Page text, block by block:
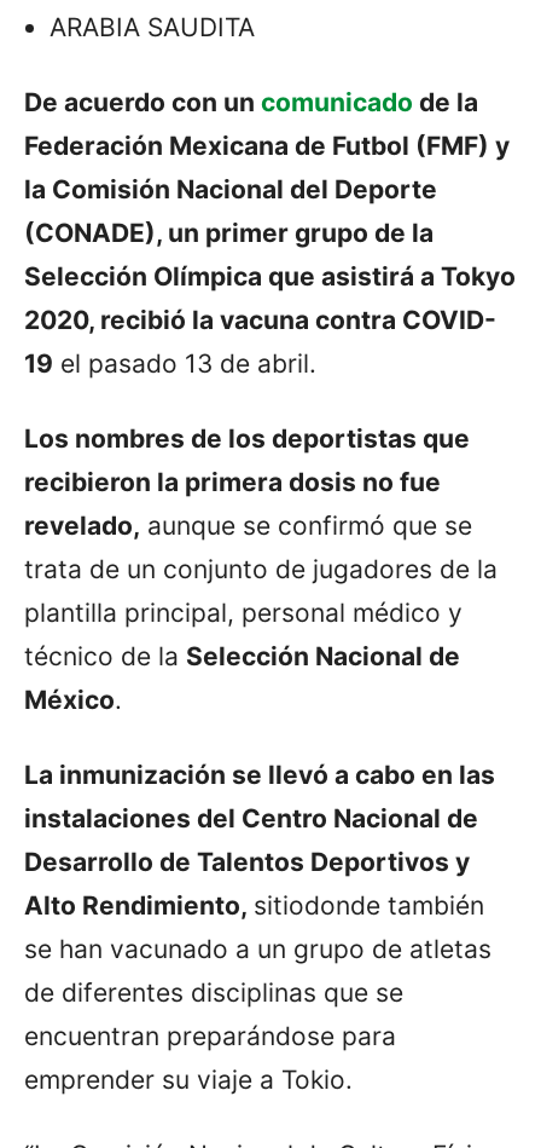
ARABIA SAUDITA
De acuerdo con un comunicado de la
Federación Mexicana de Futbol (FMF) y
la Comisión Nacional del Deporte
(CONADE), un primer grupo de la
Selección Olímpica que asistirá a Tokyo
2020, recibió la vacuna contra COVID-
19 el pasado 13 de abril.
Los nombres de los deportistas que
recibieron la primera dosis no fue
revelado, aunque se confirmó que se
trata de un conjunto de jugadores de la
plantilla principal, personal médico y
técnico de la Selección Nacional de
México.
La inmunización se llevó a cabo en las
instalaciones del Centro Nacional de
Desarrollo de Talentos Deportivos y
Alto Rendimiento, sitiodonde también
se han vacunado a un grupo de atletas
de diferentes disciplinas que se
encuentran preparándose para
emprender su viaje a Tokio.